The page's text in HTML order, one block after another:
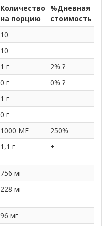
Количество
на порцию
%Дневная
стоимость
10
10
1 г
2% ?
0 г
0% ?
1 г
0 г
1000 МЕ
250%
1,1 г +
756 мг
228 мг
96 мг